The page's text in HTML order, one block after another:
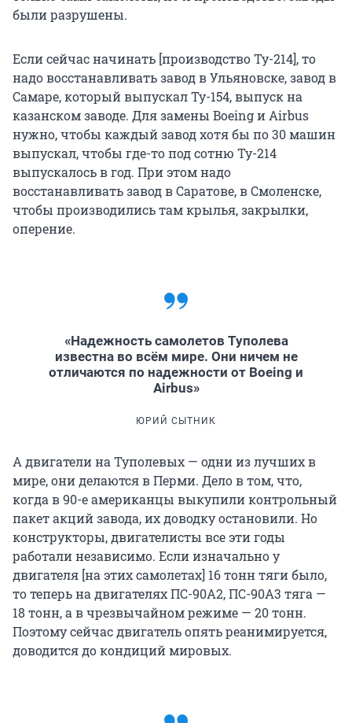
были разрушены.
Если сейчас начинать [производство Ту-214], то
надо восстанавливать завод в Ульяновске, завод в
Самаре, который выпускал Ту-154, выпуск на
казанском заводе. Для замены Boeing и Airbus
нужно, чтобы каждый завод хотя бы по 30 машин
выпускал, чтобы где-то под сотню Ту-214
выпускалось в год. При этом надо
восстанавливать завод в Саратове, в Смоленске,
чтобы производились там крылья, закрылки,
оперение.
«Надежность самолетов Туполева
известна во всём мире. Они ничем не
отличаются по надежности от Boeing и
Airbus»
ЮРИЙ СЫТНИК
А двигатели на Туполевых — одни из лучших в
мире, они делаются в Перми. Дело в том, что,
когда в 90-е американцы выкупили контрольный
пакет акций завода, их доводку остановили. Но
конструкторы, двигателисты все эти годы
работали независимо. Если изначально у
двигателя [на этих самолетах] 16 тонн тяги было,
то теперь на двигателях ПС-90А2, ПС-90А3 тяга —
18 тонн, а в чрезвычайном режиме — 20 тонн.
Поэтому сейчас двигатель опять реанимируется,
доводится до кондиций мировых.